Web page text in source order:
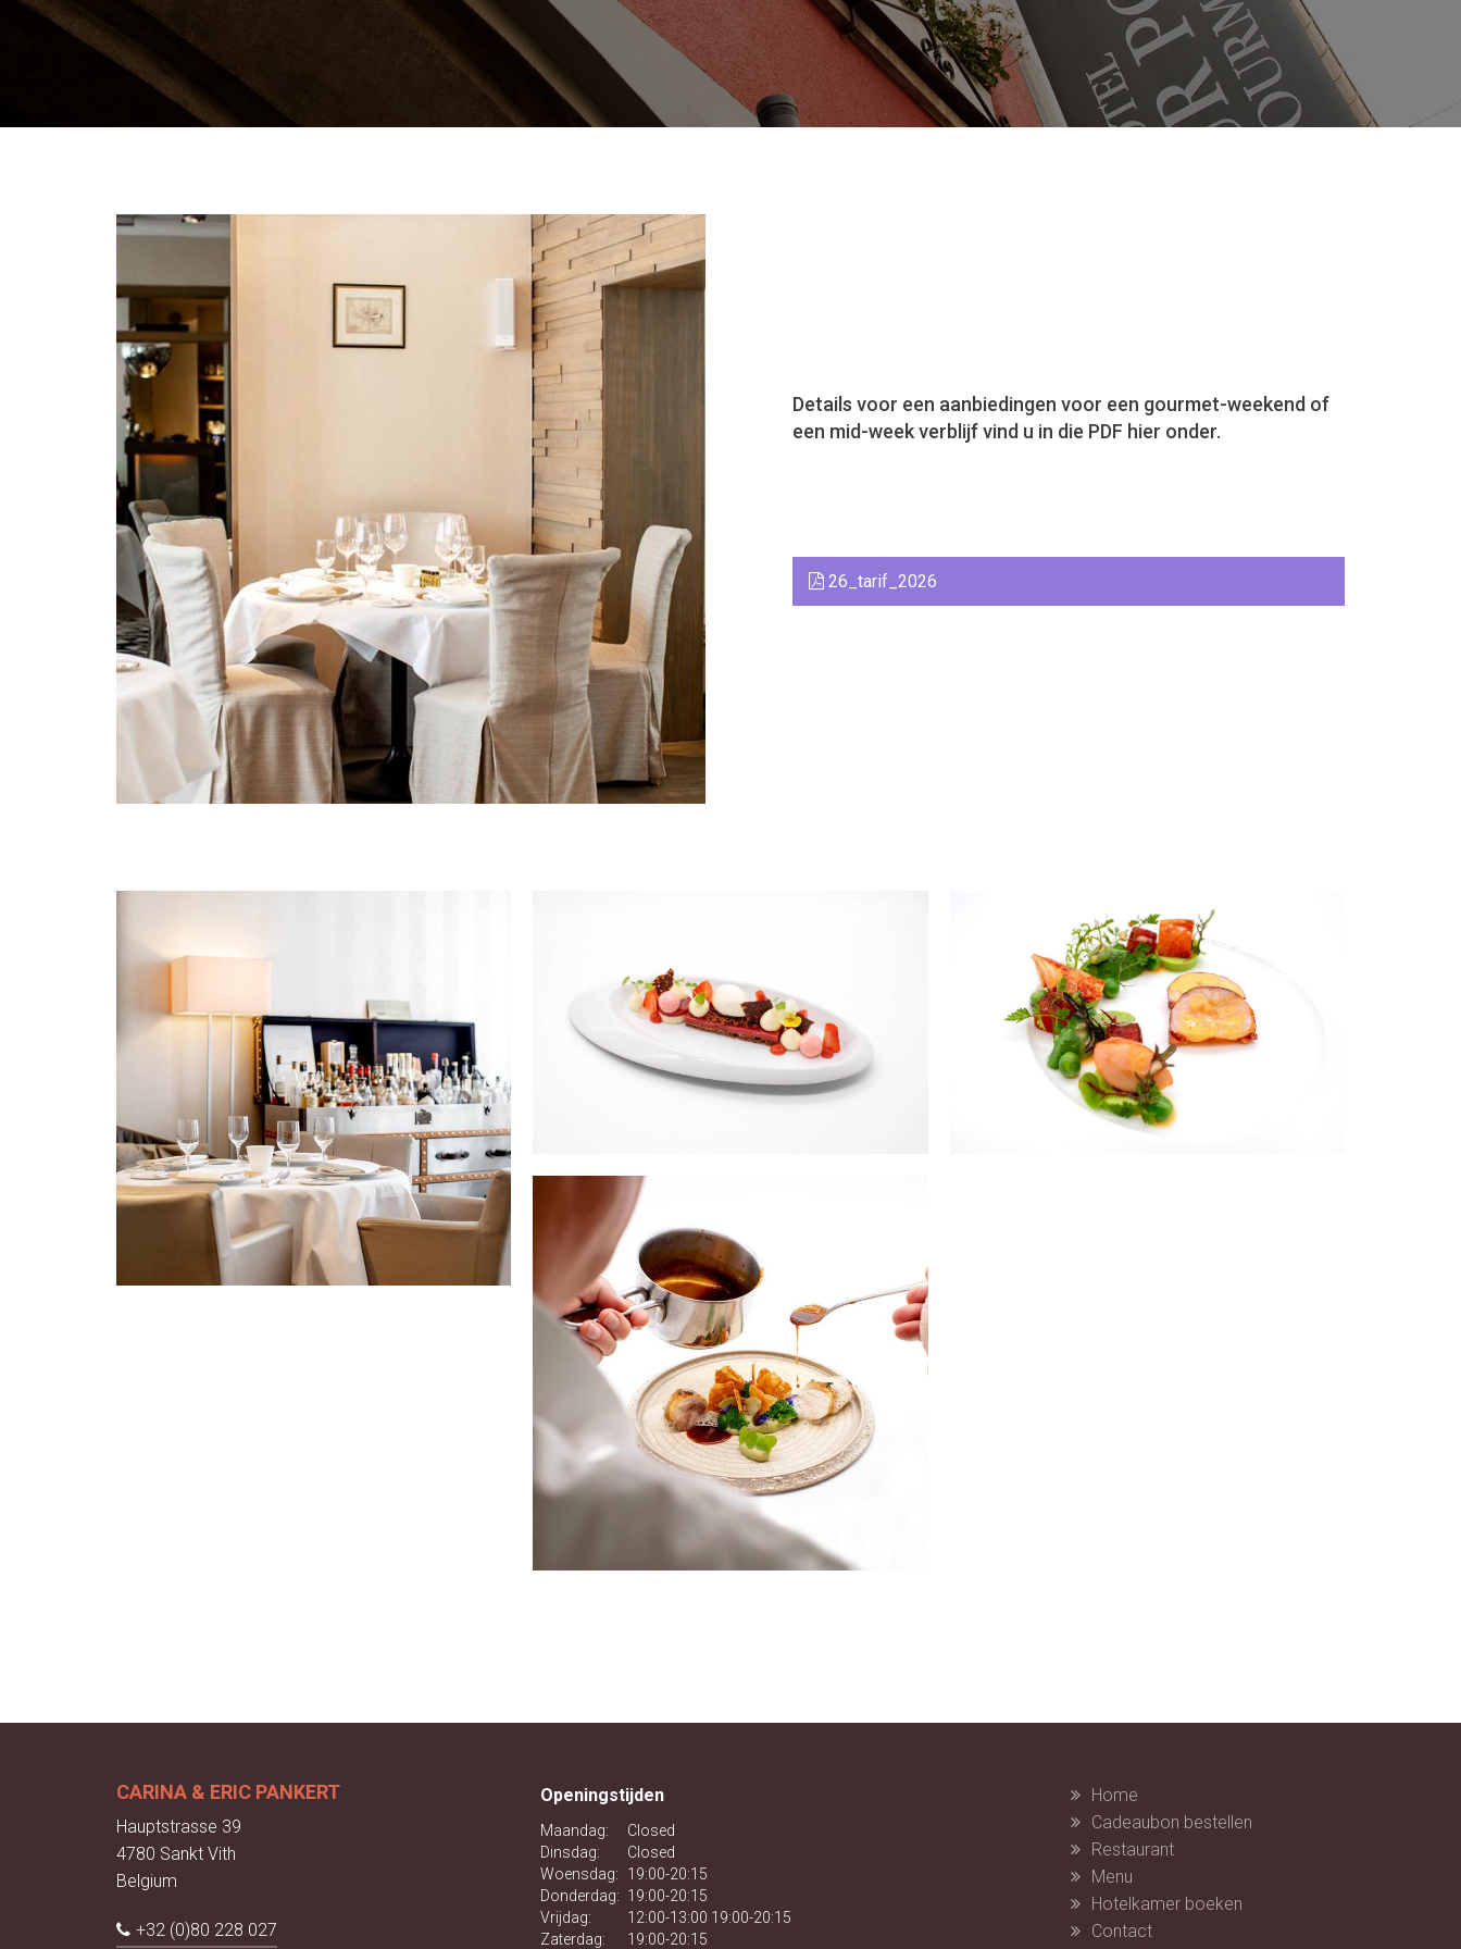
Details voor een aanbiedingen voor een gourmet-weekend of
een mid-week verblijf vind u in die PDF hier onder.
26_tarif_2026
CARINA & ERIC PANKERT
Hauptstrasse 39
4780 Sankt Vith
Belgium
+32 (0)80 228 027
Openingstijden
Maandag:
Closed
Dinsdag:
Closed
Woensdag:
19:00-20:15
Donderdag: 19:00-20:15
Vrijdag:
12:00-13:00 19:00-20:15
Zaterdag:
19:00-20:15
Home
Cadeaubon bestellen
Restaurant
Menu
Hotelkamer boeken
Contact